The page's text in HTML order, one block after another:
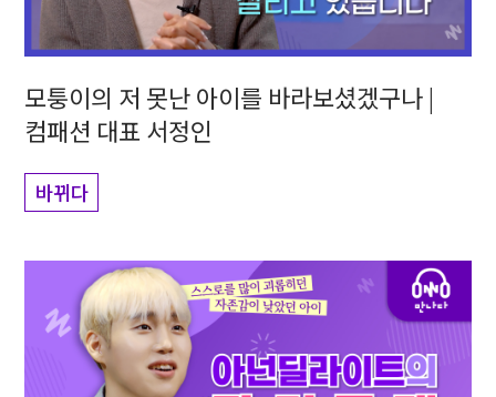
모퉁이의 저 못난 아이를 바라보셨겠구나 |
컴패션 대표 서정인
바뀌다